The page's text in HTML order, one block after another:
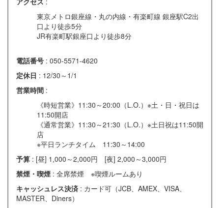
東京メトロ銀座線・丸の内線・有楽町線 銀座駅C2出
口より徒歩5分
JR有楽町駅銀座口より徒歩8分
電話番号 : 050-5571-4620
定休日 : 12/30～1/1
営業時間 :
《時短営業》11:30～20:00（L.O.）※土・日・祝日は
11:50開店
《通常営業》11:30～21:30（L.O.）※土日祝は11:50開
店
※平日ランチタイム 11:30～14:00
予算 : [昼] 1,000～2,000円 [夜] 2,000～3,000円
禁煙・喫煙 : 全席禁煙 ※喫煙ルームあり
キャッシュレス決済 : カード可（JCB、AMEX、VISA、
MASTER、Diners）